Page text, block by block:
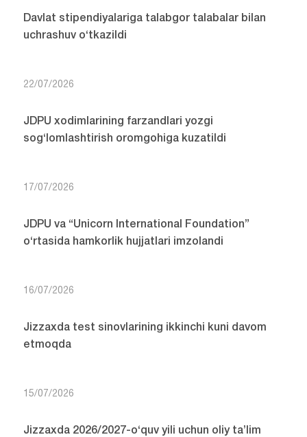
Davlat stipendiyalariga talabgor talabalar bilan
uchrashuv o‘tkazildi
22/07/2026
JDPU xodimlarining farzandlari yozgi
sog‘lomlashtirish oromgohiga kuzatildi
17/07/2026
JDPU va “Unicorn International Foundation”
o‘rtasida hamkorlik hujjatlari imzolandi
16/07/2026
Jizzaxda test sinovlarining ikkinchi kuni davom
etmoqda
15/07/2026
Jizzaxda 2026/2027-o‘quv yili uchun oliy ta’lim